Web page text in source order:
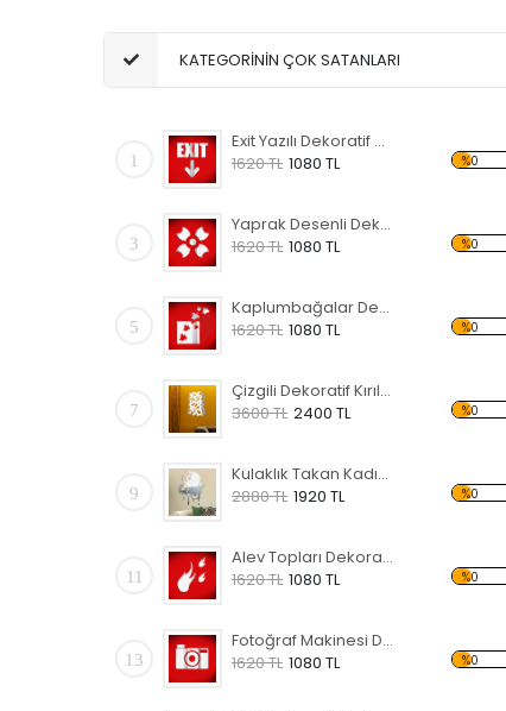
KATEGORİNİN ÇOK SATANLARI
1
Exit Yazılı Dekoratif Kırılmaz Ayna
1620 TL 1080 TL %0
3
Yaprak Desenli Dekoratif Kırılmaz Ayna
1620 TL 1080 TL %0
5
Kaplumbağalar Dekoratif Kırılmaz Ayna
1620 TL 1080 TL %0
7
Çizgili Dekoratif Kırılmaz Ayna
3600 TL 2400 TL %0
9
Kulaklık Takan Kadın Dekoratif Kırılmaz Ayna
2880 TL 1920 TL %0
11
Alev Topları Dekoratif Kırılmaz Ayna
1620 TL 1080 TL %0
13
Fotoğraf Makinesi Dekoratif Kırılmaz Ayna
1620 TL 1080 TL %0